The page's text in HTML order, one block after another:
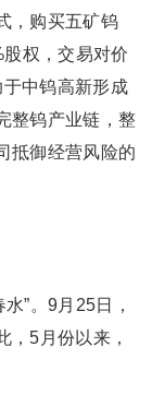
，购买五矿钨
权，交易对价
中钨高新形成
整钨产业链，整
抵御经营风险的
”。9月25日，
，5月份以来，